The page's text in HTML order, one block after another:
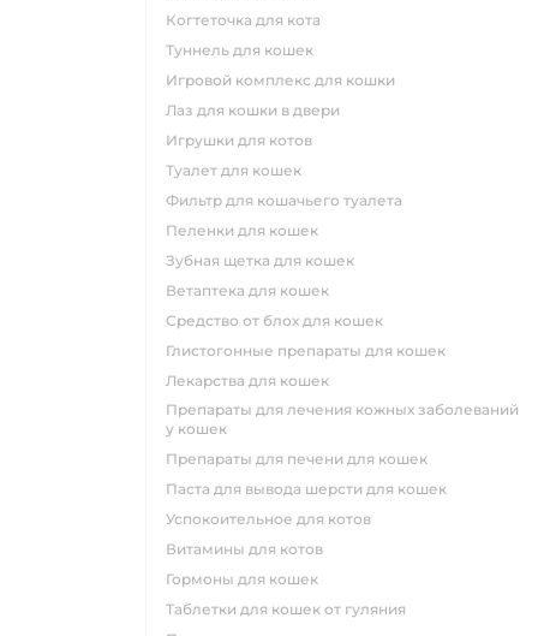
когтеточка для кота
туннель для кошек
игровой комплекс для кошки
лаз для кошки в двери
игрушки для котов
туалет для кошек
фильтр для кошачьего туалета
пеленки для кошек
зубная щетка для кошек
ветаптека для кошек
средство от блох для кошек
глистогонные препараты для кошек
лекарства для кошек
препараты для лечения кожных заболеваний
у кошек
препараты для печени для кошек
паста для вывода шерсти для кошек
успокоительное для котов
витамины для котов
гормоны для кошек
таблетки для кошек от гуляния